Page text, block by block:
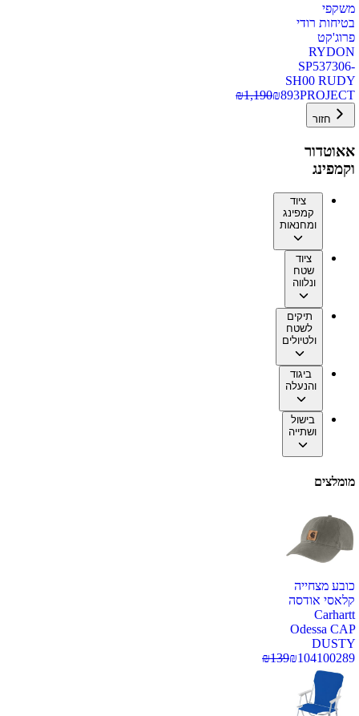
משקפי
בטיחות רודי
פרוג'קט
RYDON
SP537306-
SH00 RUDY
PROJECT
₪893
₪1,190
חזור
אאוטדור
וקמפינג
ציוד
קמפינג
ומחנאות
ציוד
שטח
ונלווה
תיקים
לשטח
ולטיולים
ביגוד
והנעלה
בישול
ושתייה
מומלצים
כובע מצחייה
קלאסי אודסה
Carhartt
Odessa CAP
DUSTY
100289
₪104
₪139